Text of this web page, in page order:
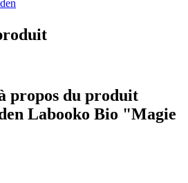
propos du produit
Labooko Bio "Magie